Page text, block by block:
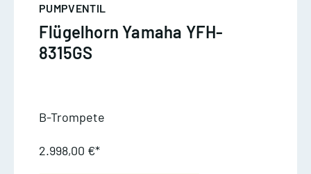
PUMPVENTIL
Flügelhorn Yamaha YFH-
8315GS
B-Trompete
2.998,00 €*